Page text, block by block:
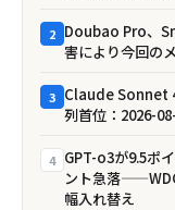
2 Doubao Pro、
害により今回の
3 Claude Sonnet
列首位：2026-
4 GPT-o3が9.5ポ
ント急落
幅入れ替え